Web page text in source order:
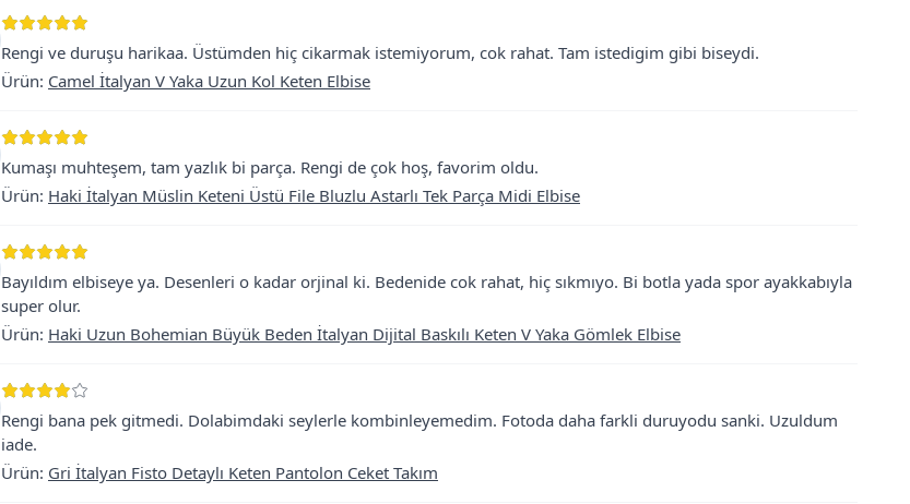
Rengi ve duruşu harikaa. Üstümden hiç cikarmak istemiyorum, cok rahat. Tam istedigim gibi biseydi.
Ürün: Camel İtalyan V Yaka Uzun Kol Keten Elbise
Kumaşı muhteşem, tam yazlık bi parça. Rengi de çok hoş, favorim oldu.
Ürün: Haki İtalyan Müslin Keteni Üstü File Bluzlu Astarlı Tek Parça Midi Elbise
Bayıldım elbiseye ya. Desenleri o kadar orjinal ki. Bedenide cok rahat, hiç sıkmıyo. Bi botla yada spor ayakkabıyla
super olur.
Ürün: Haki Uzun Bohemian Büyük Beden İtalyan Dijital Baskılı Keten V Yaka Gömlek Elbise
Rengi bana pek gitmedi. Dolabimdaki seylerle kombinleyemedim. Fotoda daha farkli duruyodu sanki. Uzuldum
iade.
Ürün: Gri İtalyan Fisto Detaylı Keten Pantolon Ceket Takım